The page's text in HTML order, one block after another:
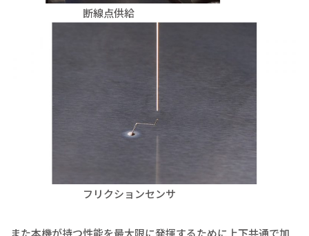
断線点供給
フリクションセンサ
また本機が持つ性能を最大限に発揮するために上下共通で加